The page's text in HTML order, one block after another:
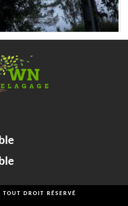
DROIT RÉSERVÉ